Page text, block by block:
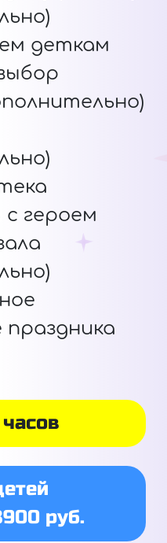
деткам
героем
руб.